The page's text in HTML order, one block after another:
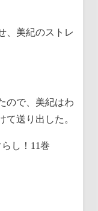
、美紀のストレ
ので、美紀はわ
て送り出した。
し！11巻